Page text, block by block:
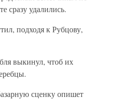
сразу удалились.
подходя к Рубцову,
выкинул, чтоб их
сценку опишет